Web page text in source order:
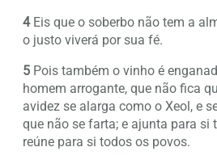
4Eis que o soberbo não tem a
o justo viverá por sua fé.
5 Pois também o vinho é
homem arrogante, que não fica
avidez se alarga como o Xeol, e
que não se farta; e ajunta para si
reúne para si todos os povos.